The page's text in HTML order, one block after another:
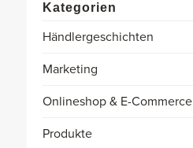
Kategorien
Händlergeschichten
Marketing
Onlineshop & E-Commerce
Produkte